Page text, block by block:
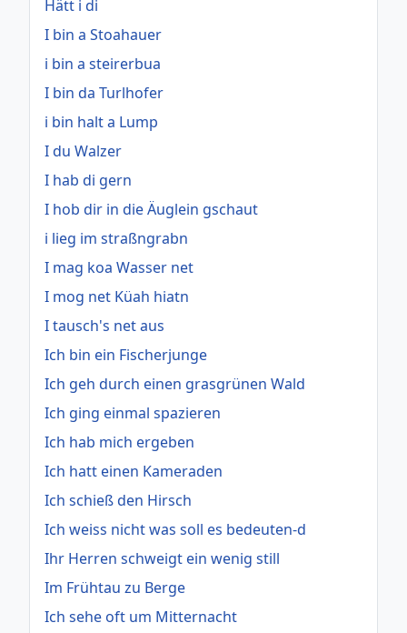
Hätt i di
I bin a Stoahauer
i bin a steirerbua
I bin da Turlhofer
i bin halt a Lump
I du Walzer
I hab di gern
I hob dir in die Äuglein gschaut
i lieg im straßngrabn
I mag koa Wasser net
I mog net Küah hiatn
I tausch's net aus
Ich bin ein Fischerjunge
Ich geh durch einen grasgrünen Wald
Ich ging einmal spazieren
Ich hab mich ergeben
Ich hatt einen Kameraden
Ich schieß den Hirsch
Ich weiss nicht was soll es bedeuten-d
Ihr Herren schweigt ein wenig still
Im Frühtau zu Berge
Ich sehe oft um Mitternacht